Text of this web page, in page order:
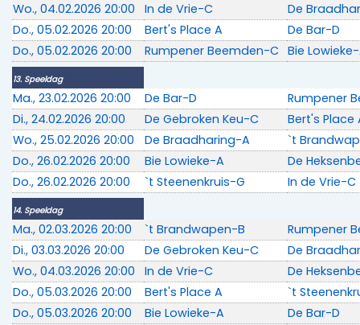
Wo., 04.02.2026 20:00
In de Vrie-C
De
Do., 05.02.2026 20:00
Bert's Place A
De Bar-D
Do., 05.02.2026 20:00
Rumpener Beemden-C Bie
13. Speeldag
Ma., 23.02.2026 20:00 De Bar-D
Rumpener
Di., 24.02.2026 20:00
De Gebroken Keu-C
Bert's Place
Wo., 25.02.2026 20:00
De Braadharing-A
`t
Do., 26.02.2026 20:00
Bie Lowieke-A
De
Do., 26.02.2026 20:00
`t Steenenkruis-G In de Vrie-C
14. Speeldag
Ma., 02.03.2026 20:00 `t Brandwapen-B
Rumpener
Di., 03.03.2026 20:00
De Gebroken Keu-C
De
Wo., 04.03.2026 20:00
In de Vrie-C
De
Do., 05.03.2026 20:00
Bert's Place A
`t
Do., 05.03.2026 20:00
Bie Lowieke-A De Bar-D